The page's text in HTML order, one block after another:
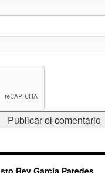
Rey García Paredes